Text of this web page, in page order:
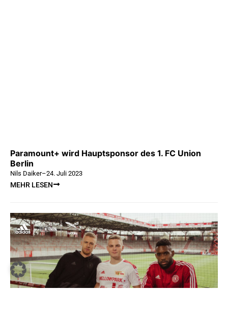
Paramount+ wird Hauptsponsor des 1. FC Union
Berlin
Nils Daiker–24. Juli 2023
MEHR LESEN